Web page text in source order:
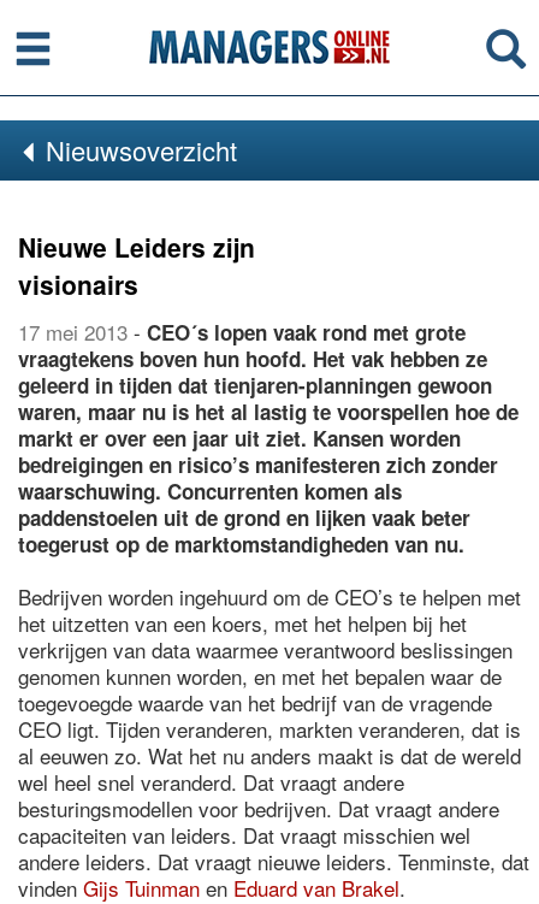
Menu
Nieuwsoverzicht
Nieuwe Leiders zijn
visionairs
17 mei 2013 - CEO´s lopen vaak rond met grote
vraagtekens boven hun hoofd. Het vak hebben ze
geleerd in tijden dat tienjaren-planningen gewoon
waren, maar nu is het al lastig te voorspellen hoe de
markt er over een jaar uit ziet. Kansen worden
bedreigingen en risico’s manifesteren zich zonder
waarschuwing. Concurrenten komen als
paddenstoelen uit de grond en lijken vaak beter
toegerust op de marktomstandigheden van nu.
Bedrijven worden ingehuurd om de CEO’s te helpen met
het uitzetten van een koers, met het helpen bij het
verkrijgen van data waarmee verantwoord beslissingen
genomen kunnen worden, en met het bepalen waar de
toegevoegde waarde van het bedrijf van de vragende
CEO ligt. Tijden veranderen, markten veranderen, dat is
al eeuwen zo. Wat het nu anders maakt is dat de wereld
wel heel snel veranderd. Dat vraagt andere
besturingsmodellen voor bedrijven. Dat vraagt andere
capaciteiten van leiders. Dat vraagt misschien wel
andere leiders. Dat vraagt nieuwe leiders. Tenminste, dat
vinden Gijs Tuinman en Eduard van Brakel.